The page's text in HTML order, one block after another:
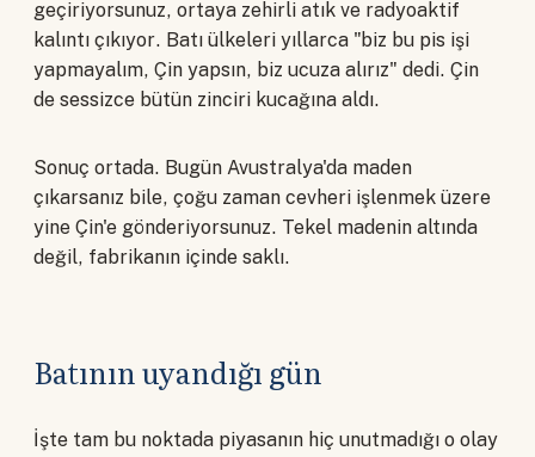
geçiriyorsunuz, ortaya zehirli atık ve radyoaktif
kalıntı çıkıyor. Batı ülkeleri yıllarca "biz bu pis işi
yapmayalım, Çin yapsın, biz ucuza alırız" dedi. Çin
de sessizce bütün zinciri kucağına aldı.
Sonuç ortada. Bugün Avustralya'da maden
çıkarsanız bile, çoğu zaman cevheri işlenmek üzere
yine Çin'e gönderiyorsunuz. Tekel madenin altında
değil, fabrikanın içinde saklı.
Batının uyandığı gün
İşte tam bu noktada piyasanın hiç unutmadığı o olay